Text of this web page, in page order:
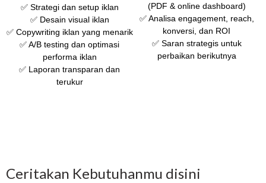
✅ Strategi dan setup iklan
✅ Desain visual iklan
✅ Copywriting iklan yang menarik
✅ A/B testing dan optimasi
performa iklan
✅ Laporan transparan dan
terukur
(PDF & online dashboard)
✅ Analisa engagement, reach,
konversi, dan ROI
✅ Saran strategis untuk
perbaikan berikutnya
Ceritakan Kebutuhanmu disini